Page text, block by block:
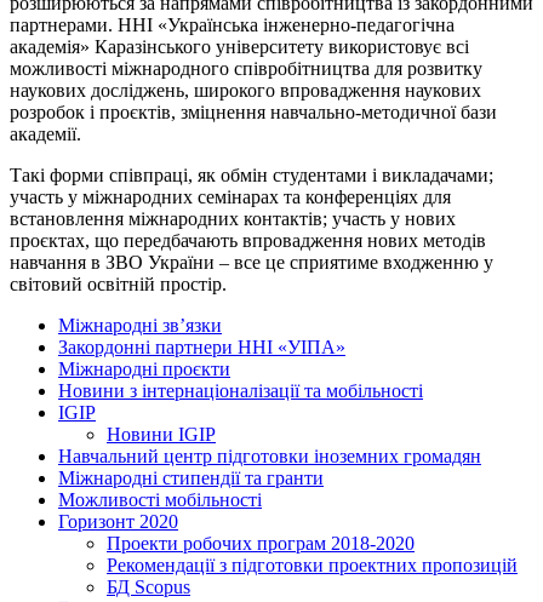
партнерами. ННІ «Українська інженерно-педагогічна
академія» Каразінського університету використовує всі
можливості міжнародного співробітництва для розвитку
наукових досліджень, широкого впровадження наукових
розробок і проєктів, зміцнення навчально-методичної бази
академії.
Такі форми співпраці, як обмін студентами і викладачами;
участь у міжнародних семінарах та конференціях для
встановлення міжнародних контактів; участь у нових
проєктах, що передбачають впровадження нових методів
навчання в ЗВО України – все це сприятиме входженню у
світовий освітній простір.
Міжнародні зв’язки
Закордонні партнери ННІ «УІПА»
Міжнародні проєкти
Новини з інтернаціоналізації та мобільності
IGIP
Новини IGIP
Навчальний центр підготовки іноземних громадян
Міжнародні стипендії та гранти
Можливості мобільності
Горизонт 2020
Проекти робочих програм 2018-2020
Рекомендації з підготовки проектних пропозицій
БД Scopus